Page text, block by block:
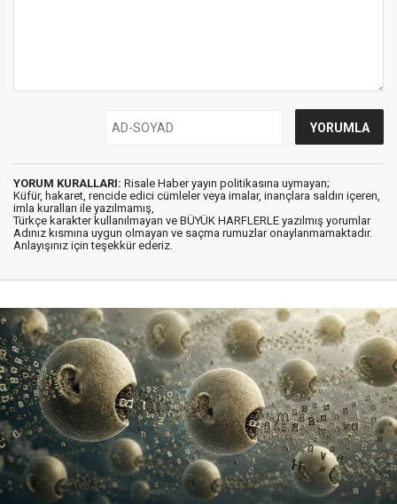
YORUM KURALLARI: Risale Haber yayın politikasına uymayan;
Küfür, hakaret, rencide edici cümleler veya imalar, inançlara saldırı içeren,
imla kuralları ile yazılmamış,
Türkçe karakter kullanılmayan ve BÜYÜK HARFLERLE yazılmış yorumlar
Adınız kısmına uygun olmayan ve saçma rumuzlar onaylanmamaktadır.
Anlayışınız için teşekkür ederiz.